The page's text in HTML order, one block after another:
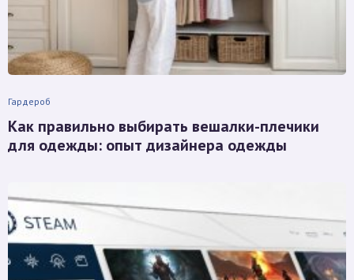
Гардероб
Как правильно выбирать вешалки-плечики
для одежды: опыт дизайнера одежды